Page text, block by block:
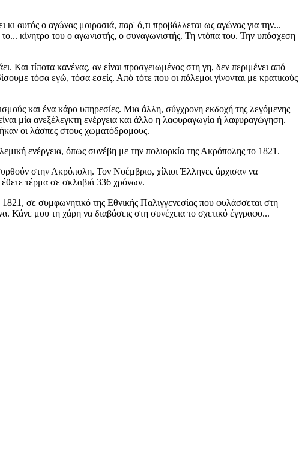
κι αυτός ο αγώνας μοιρασιά, παρ' ό,τι προβάλλεται ως αγώνας για την...
κίνητρο του ο αγωνιστής, ο συναγωνιστής. Τη ντόπα του. Την υπόσχεση
Και τίποτα κανένας, αν είναι προσγειωμένος στη γη, δεν περιμένει από
τόσα εγώ, τόσα εσείς. Από τότε που οι πόλεμοι γίνονται με κρατικούς
και ένα κάρο υπηρεσίες. Μια άλλη, σύγχρονη εκδοχή της λεγόμενης
μία ανεξέλεγκτη ενέργεια και άλλο η λαφυραγωγία ή λαφυραγώγηση.
οι λάσπες στους χωματόδρομους.
ενέργεια, όπως συνέβη με την πολιορκία της Ακρόπολης το 1821.
στην Ακρόπολη. Τον Νοέμβριο, χίλιοι Έλληνες άρχισαν να
τέρμα σε σκλαβιά 336 χρόνων.
σε συμφωνητικό της Εθνικής Παλιγγενεσίας που φυλάσσεται στη
Κάνε μου τη χάρη να διαβάσεις στη συνέχεια το σχετικό έγγραφο...